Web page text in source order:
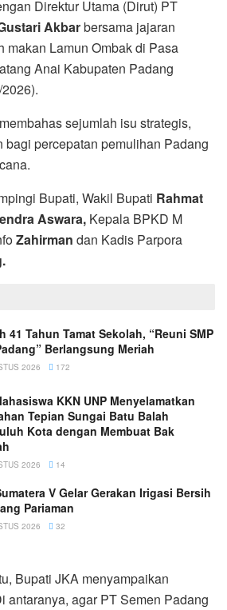
Direktur Utama (Dirut) PT
Akbarbersama jajaran
makan Lamun Ombak di Pasa
Anai Kabupaten Padang
sejumlah isu strategis,
bagi percepatan pemulihan Padang
Bupati, Wakil Bupati Rahmat
Aswara, Kepala BPKD M
Zahirman dan Kadis Parpora
41 Tahun Tamat Sekolah, “Reuni SMP
Berlangsung Meriah
2026 172
KKN UNP Menyelamatkan
Tepian Sungai Batu Balah
Kota dengan Membuat Bak
2026 14
V Gelar Gerakan Irigasi Bersih
Pariaman
2026 32
Bupati JKA menyampaikan
antaranya, agar PT Semen Padang